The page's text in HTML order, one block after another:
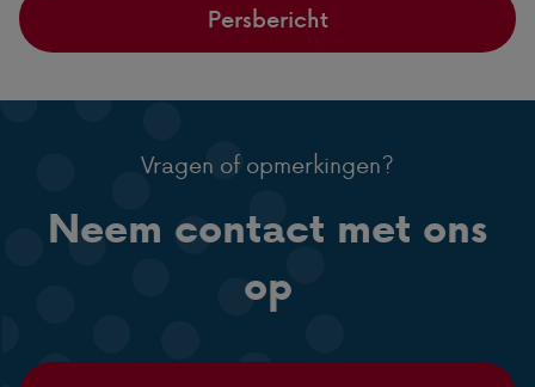
Persbericht
Vragen of opmerkingen?
Neem contact met ons
op